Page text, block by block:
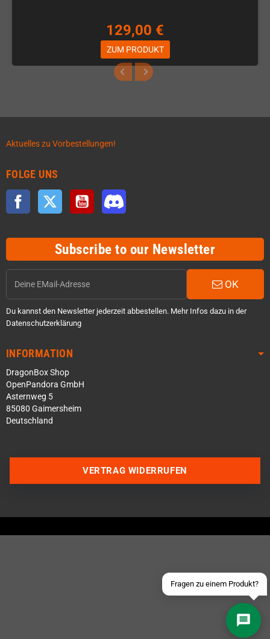
129,00 €
ZUM PRODUKT
Aktuelles zu Vorbestellungen!
FOLGE UNS
Facebook Twitter YouTube
Subscribe to our Newsletter
OK
Du kannst den Newsletter jederzeit abbestellen. Mehr Infos dazu in der
Datenschutzerklärung
INFORMATION
DragonBox Shop
OpenPandora GmbH
Asternweg 5
85080 Gaimersheim
Deutschland
Fragen zu einem Produkt?
Über WhatsApp schreiben
Schick uns eine eMail
VERTRAG WIDERRUFEN